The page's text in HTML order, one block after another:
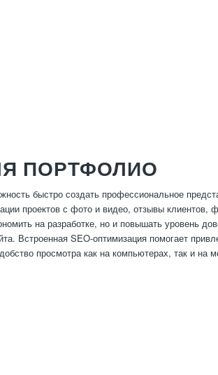
ПОРТФОЛИО
быстро создать профессиональное
проектов с фото и видео, отзывы клиентов,
на разработке, но и повышать уровень
Встроенная SEO-оптимизация помогает
просмотра как на компьютерах, так и на